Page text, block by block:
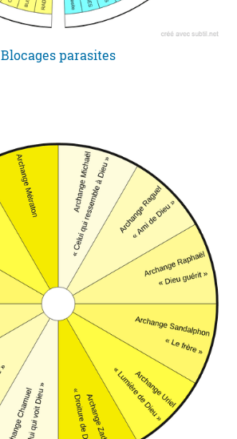
Blocages parasites